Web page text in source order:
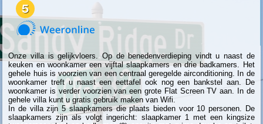
Onze villa is gelijkvloers. Op de benedenverdieping vindt u naast de
keuken en woonkamer een vijftal slaapkamers en drie badkamers. Het
gehele huis is voorzien van een centraal geregelde airconditioning. In de
woonkamer treft u naast een eettafel ook nog een bankstel aan. De
woonkamer is verder voorzien van een grote Flat Screen TV aan. In de
gehele villa kunt u gratis gebruik maken van Wifi.
In de villa zijn 5 slaapkamers die plaats bieden voor 10 personen. De
slaapkamers zijn als volgt ingericht: slaapkamer 1 met een kingsize